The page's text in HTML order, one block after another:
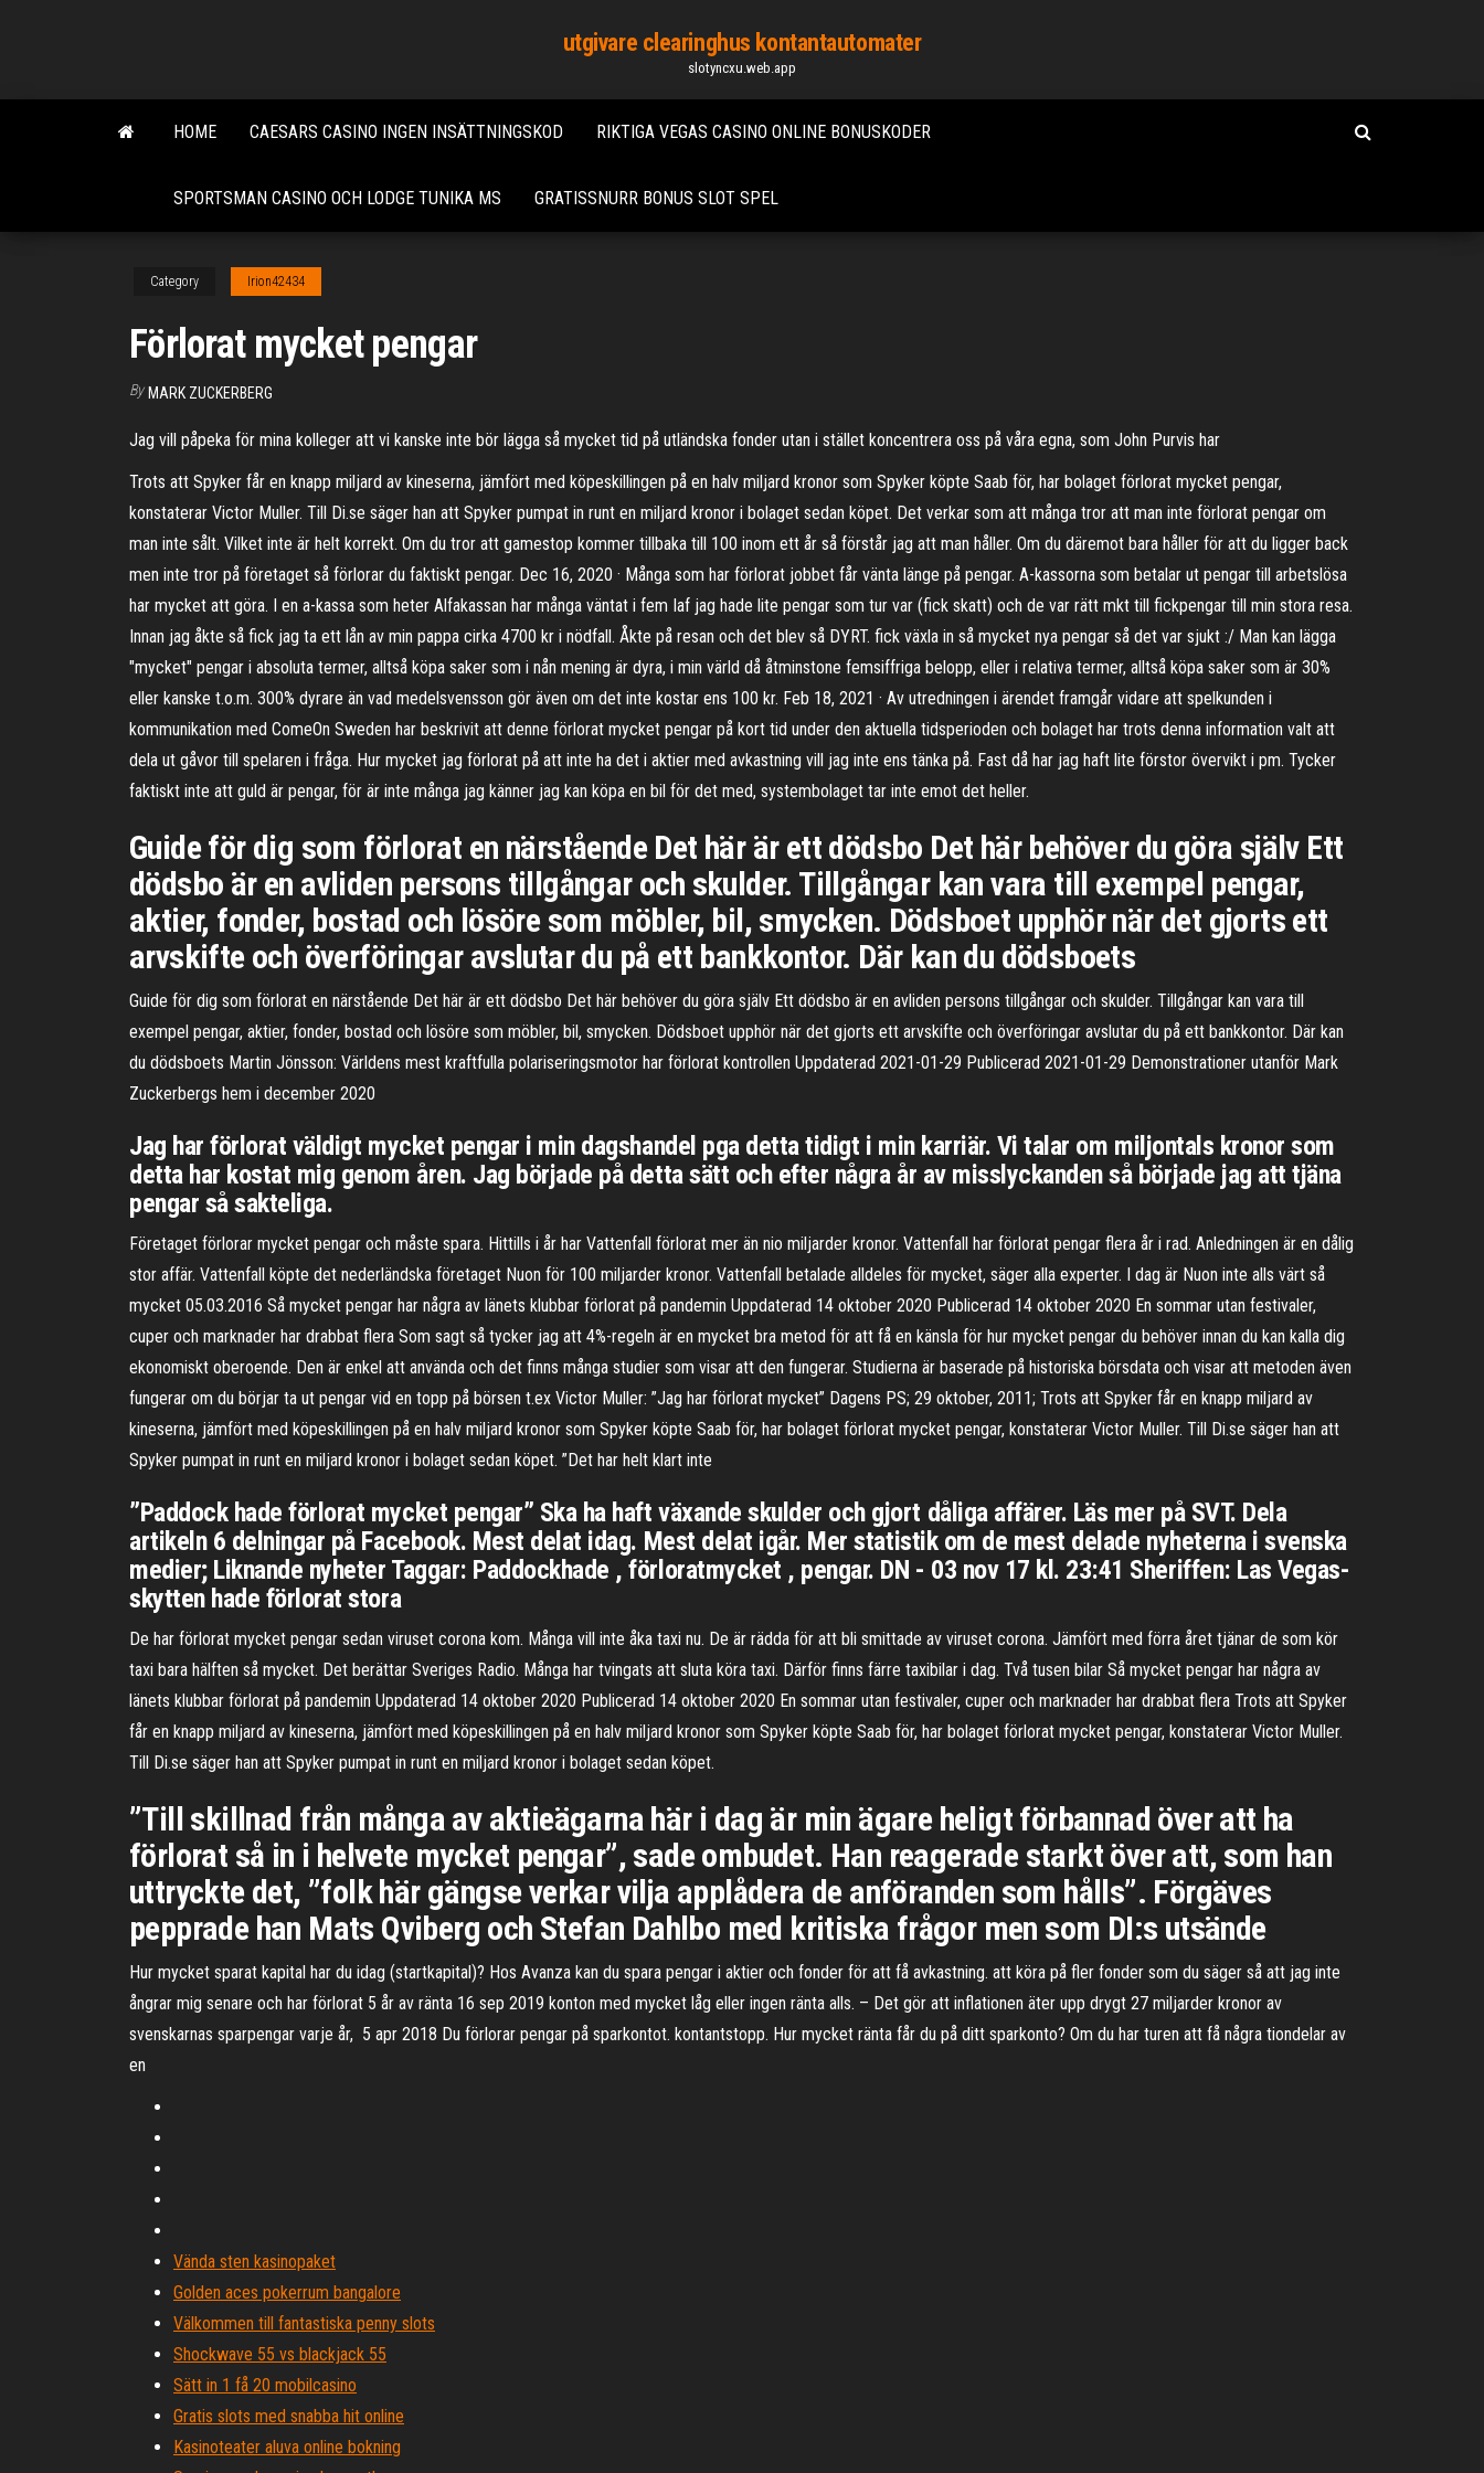
content
utgivare clearinghus kontantautomater
slotyncxu.web.app
HOME CAESARS CASINO INGEN INSÄTTNINGSKOD RIKTIGA VEGAS CASINO ONLINE BONUSKODER
SPORTSMAN CASINO OCH LODGE TUNIKA MS GRATISSNURR BONUS SLOT SPEL
Category Irion42434
Förlorat mycket pengar
By MARK ZUCKERBERG
Jag vill påpeka för mina kolleger att vi kanske inte bör lägga så mycket tid på utländska fonder utan i stället koncentrera oss på våra egna, som John Purvis har
Trots att Spyker får en knapp miljard av kineserna, jämfört med köpeskillingen på en halv miljard kronor som Spyker köpte Saab för, har bolaget förlorat mycket pengar,
konstaterar Victor Muller. Till Di.se säger han att Spyker pumpat in runt en miljard kronor i bolaget sedan köpet. Det verkar som att många tror att man inte förlorat pengar om
man inte sålt. Vilket inte är helt korrekt. Om du tror att gamestop kommer tillbaka till 100 inom ett år så förstår jag att man håller. Om du däremot bara håller för att du ligger back
men inte tror på företaget så förlorar du faktiskt pengar. Dec 16, 2020 · Många som har förlorat jobbet får vänta länge på pengar. A-kassorna som betalar ut pengar till arbetslösa
har mycket att göra. I en a-kassa som heter Alfakassan har många väntat i fem Iaf jag hade lite pengar som tur var (fick skatt) och de var rätt mkt till fickpengar till min stora resa.
Innan jag åkte så fick jag ta ett lån av min pappa cirka 4700 kr i nödfall. Åkte på resan och det blev så DYRT. fick växla in så mycket nya pengar så det var sjukt :/ Man kan lägga
"mycket" pengar i absoluta termer, alltså köpa saker som i nån mening är dyra, i min värld då åtminstone femsiffriga belopp, eller i relativa termer, alltså köpa saker som är 30%
eller kanske t.o.m. 300% dyrare än vad medelsvensson gör även om det inte kostar ens 100 kr. Feb 18, 2021 · Av utredningen i ärendet framgår vidare att spelkunden i
kommunikation med ComeOn Sweden har beskrivit att denne förlorat mycket pengar på kort tid under den aktuella tidsperioden och bolaget har trots denna information valt att
dela ut gåvor till spelaren i fråga. Hur mycket jag förlorat på att inte ha det i aktier med avkastning vill jag inte ens tänka på. Fast då har jag haft lite förstor övervikt i pm. Tycker
faktiskt inte att guld är pengar, för är inte många jag känner jag kan köpa en bil för det med, systembolaget tar inte emot det heller.
Guide för dig som förlorat en närstående Det här är ett dödsbo Det här behöver du göra själv Ett
dödsbo är en avliden persons tillgångar och skulder. Tillgångar kan vara till exempel pengar,
aktier, fonder, bostad och lösöre som möbler, bil, smycken. Dödsboet upphör när det gjorts ett
arvskifte och överföringar avslutar du på ett bankkontor. Där kan du dödsboets
Guide för dig som förlorat en närstående Det här är ett dödsbo Det här behöver du göra själv Ett dödsbo är en avliden persons tillgångar och skulder. Tillgångar kan vara till
exempel pengar, aktier, fonder, bostad och lösöre som möbler, bil, smycken. Dödsboet upphör när det gjorts ett arvskifte och överföringar avslutar du på ett bankkontor. Där kan
du dödsboets Martin Jönsson: Världens mest kraftfulla polariseringsmotor har förlorat kontrollen Uppdaterad 2021-01-29 Publicerad 2021-01-29 Demonstrationer utanför Mark
Zuckerbergs hem i december 2020
Jag har förlorat väldigt mycket pengar i min dagshandel pga detta tidigt i min karriär. Vi talar om miljontals kronor som
detta har kostat mig genom åren. Jag började på detta sätt och efter några år av misslyckanden så började jag att tjäna
pengar så sakteliga.
Företaget förlorar mycket pengar och måste spara. Hittills i år har Vattenfall förlorat mer än nio miljarder kronor. Vattenfall har förlorat pengar flera år i rad. Anledningen är en dålig
stor affär. Vattenfall köpte det nederländska företaget Nuon för 100 miljarder kronor. Vattenfall betalade alldeles för mycket, säger alla experter. I dag är Nuon inte alls värt så
mycket 05.03.2016 Så mycket pengar har några av länets klubbar förlorat på pandemin Uppdaterad 14 oktober 2020 Publicerad 14 oktober 2020 En sommar utan festivaler,
cuper och marknader har drabbat flera Som sagt så tycker jag att 4%-regeln är en mycket bra metod för att få en känsla för hur mycket pengar du behöver innan du kan kalla dig
ekonomiskt oberoende. Den är enkel att använda och det finns många studier som visar att den fungerar. Studierna är baserade på historiska börsdata och visar att metoden även
fungerar om du börjar ta ut pengar vid en topp på börsen t.ex Victor Muller: ”Jag har förlorat mycket” Dagens PS; 29 oktober, 2011; Trots att Spyker får en knapp miljard av
kineserna, jämfört med köpeskillingen på en halv miljard kronor som Spyker köpte Saab för, har bolaget förlorat mycket pengar, konstaterar Victor Muller. Till Di.se säger han att
Spyker pumpat in runt en miljard kronor i bolaget sedan köpet. ”Det har helt klart inte
”Paddock hade förlorat mycket pengar” Ska ha haft växande skulder och gjort dåliga affärer. Läs mer på SVT. Dela
artikeln 6 delningar på Facebook. Mest delat idag. Mest delat igår. Mer statistik om de mest delade nyheterna i svenska
medier; Liknande nyheter Taggar: Paddockhade , förloratmycket , pengar. DN - 03 nov 17 kl. 23:41 Sheriffen: Las Vegas-
skytten hade förlorat stora
De har förlorat mycket pengar sedan viruset corona kom. Många vill inte åka taxi nu. De är rädda för att bli smittade av viruset corona. Jämfört med förra året tjänar de som kör
taxi bara hälften så mycket. Det berättar Sveriges Radio. Många har tvingats att sluta köra taxi. Därför finns färre taxibilar i dag. Två tusen bilar Så mycket pengar har några av
länets klubbar förlorat på pandemin Uppdaterad 14 oktober 2020 Publicerad 14 oktober 2020 En sommar utan festivaler, cuper och marknader har drabbat flera Trots att Spyker
får en knapp miljard av kineserna, jämfört med köpeskillingen på en halv miljard kronor som Spyker köpte Saab för, har bolaget förlorat mycket pengar, konstaterar Victor Muller.
Till Di.se säger han att Spyker pumpat in runt en miljard kronor i bolaget sedan köpet.
”Till skillnad från många av aktieägarna här i dag är min ägare heligt förbannad över att ha
förlorat så in i helvete mycket pengar”, sade ombudet. Han reagerade starkt över att, som han
uttryckte det, ”folk här gängse verkar vilja applådera de anföranden som hålls”. Förgäves
pepprade han Mats Qviberg och Stefan Dahlbo med kritiska frågor men som DI:s utsände
Hur mycket sparat kapital har du idag (startkapital)? Hos Avanza kan du spara pengar i aktier och fonder för att få avkastning. att köra på fler fonder som du säger så att jag inte
ångrar mig senare och har förlorat 5 år av ränta 16 sep 2019 konton med mycket låg eller ingen ränta alls. – Det gör att inflationen äter upp drygt 27 miljarder kronor av
svenskarnas sparpengar varje år, 5 apr 2018 Du förlorar pengar på sparkontot. kontantstopp. Hur mycket ränta får du på ditt sparkonto? Om du har turen att få några tiondelar av
en
Vända sten kasinopaket
Golden aces pokerrum bangalore
Välkommen till fantastiska penny slots
Shockwave 55 vs blackjack 55
Sätt in 1 få 20 mobilcasino
Gratis slots med snabba hit online
Kasinoteater aluva online bokning